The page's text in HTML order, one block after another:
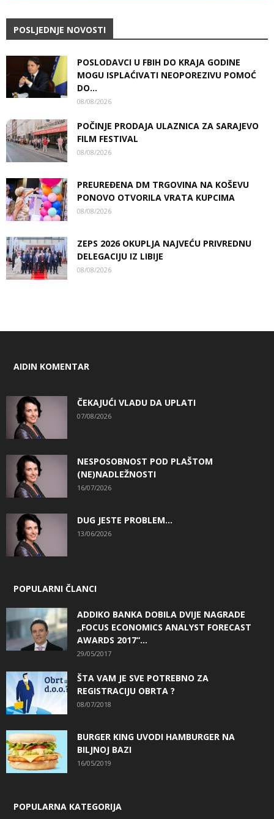
POSLJEDNJE NOVOSTI
POSLODAVCI U FBIH DO KRAJA GODINE
MOGU ISPLAĆIVATI NEOPOREZIVU POMOĆ
DO...
08/08/2026
POČINJE PRODAJA ULAZNICA ZA SARAJEVO
FILM FESTIVAL
08/08/2026
PREUREĐENA DM TRGOVINA NA KOŠEVU
PONOVO OTVORILA VRATA KUPCIMA
08/08/2026
ZEPS 2026 OKUPLJA NAJVEĆU PRIVREDNU
DELEGACIJU IZ LIBIJE
08/08/2026
AIDIN KOMENTAR
ČEKAJUĆI VLADU DA UPLATI
07/08/2026
NESPOSOBNOST POD PLAŠTOM
(NE)NADLEŽNOSTI
16/07/2026
DUG JESTE PROBLEM…
13/06/2026
POPULARNI ČLANCI
ADDIKO BANKA DOBILA DVIJE NAGRADE
„FOCUS ECONOMICS ANALYST FORECAST
AWARDS 2017“...
29/05/2017
ŠTA VAM JE SVE POTREBNO ZA
REGISTRACIJU OBRTA ?
08/07/2018
BURGER KING UVODI HAMBURGER NA
BILJNOJ BAZI
16/05/2019
POPULARNA KATEGORIJA